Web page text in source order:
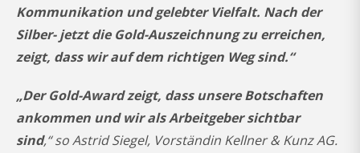
Kommunikation und gelebter Vielfalt. Nach der
Silber- jetzt die Gold-Auszeichnung zu erreichen,
zeigt, dass wir auf dem richtigen Weg sind.“
„Der Gold-Award zeigt, dass unsere Botschaften
ankommen und wir als Arbeitgeber sichtbar
sind,“ so Astrid Siegel, Vorständin Kellner & Kunz AG.